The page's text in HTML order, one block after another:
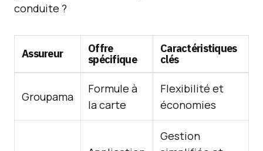
conduite ?
Assureur
Offre
spécifique
Caractéristiques
clés
Groupama
Formule à
la carte
Flexibilité et
économies
Gestion